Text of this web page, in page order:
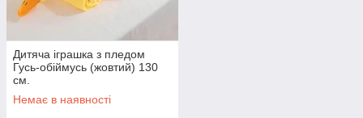
Дитяча іграшка з пледом
Гусь-обіймусь (жовтий) 130
см.
Немає в наявності